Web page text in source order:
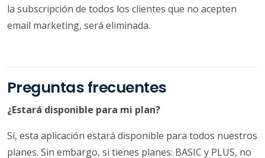
la subscripción de todos los clientes que no acepten
email marketing, será eliminada.
Preguntas frecuentes
¿Estará disponible para mi plan?
Sí, esta aplicación estará disponible para todos nuestros
planes. Sin embargo, si tienes planes: BASIC y PLUS, no